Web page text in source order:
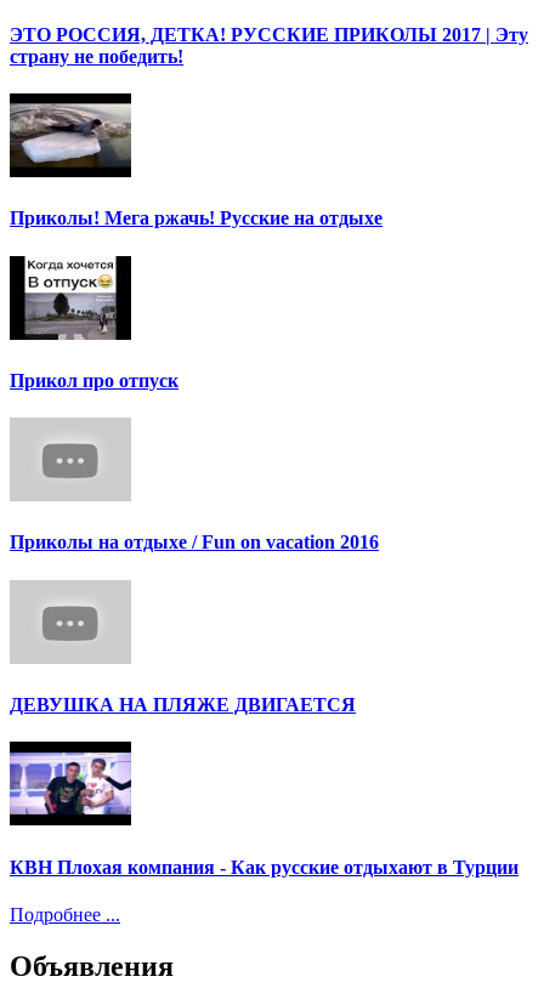
ЭТО РОССИЯ, ДЕТКА! РУССКИЕ ПРИКОЛЫ 2017 | Эту
страну не победить!
Приколы! Мега ржачь! Русские на отдыхе
Прикол про отпуск
Приколы на отдыхе / Fun on vacation 2016
ДЕВУШКА НА ПЛЯЖЕ ДВИГАЕТСЯ
КВН Плохая компания - Как русские отдыхают в Турции
Подробнее ...
Объявления